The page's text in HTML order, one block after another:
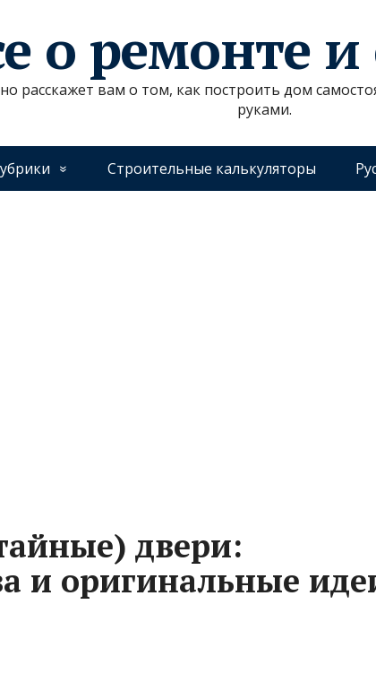
о ремонте и
расскажет вам о том, как построить дом
руками.
Строительные калькуляторы
двери:
и оригинальные